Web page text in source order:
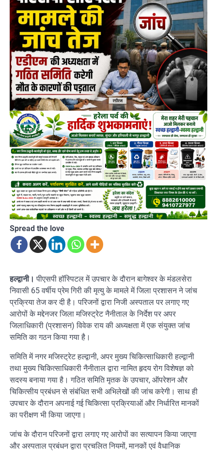
Spread the love
हल्द्वानी।पीएसपी हॉस्पिटल में उपचार के दौरान बागेश्वर के मंडलसेरा
निवासी 65 वर्षीय प्रेम गिरी की मृत्यु के मामले में जिला प्रशासन ने जांच
प्रक्रिया तेज कर दी है। परिजनों द्वारा निजी अस्पताल पर लगाए गए
आरोपों के मद्देनजर जिला मजिस्ट्रेट नैनीताल के निर्देश पर अपर
जिलाधिकारी (प्रशासन) विवेक राय की अध्यक्षता में एक संयुक्त जांच
समिति का गठन किया गया है।
समिति में नगर मजिस्ट्रेट हल्द्वानी, अपर मुख्य चिकित्साधिकारी हल्द्वानी
तथा मुख्य चिकित्साधिकारी नैनीताल द्वारा नामित हृदय रोग विशेषज्ञ को
सदस्य बनाया गया है। गठित समिति मृतक के उपचार, ऑपरेशन और
चिकित्सीय प्रबंधन से संबंधित सभी अभिलेखों की जांच करेगी। साथ ही
उपचार के दौरान अपनाई गई चिकित्सा प्रक्रियाओं और निर्धारित मानकों
का परीक्षण भी किया जाएगा।
जांच के दौरान परिजनों द्वारा लगाए गए आरोपों का सत्यापन किया जाएगा
और अस्पताल प्रबंधन द्वारा प्रचलित नियमों, मानकों एवं वैधानिक